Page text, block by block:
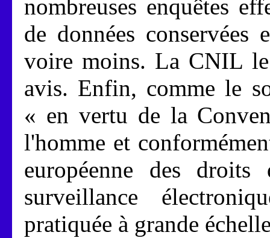
nombreuses enquêtes
de données
voire moins. La CNIL le
avis. Enfin, comme le
« en vertu de la
l'homme et
européenne des
surveillance
pratiquée à grande